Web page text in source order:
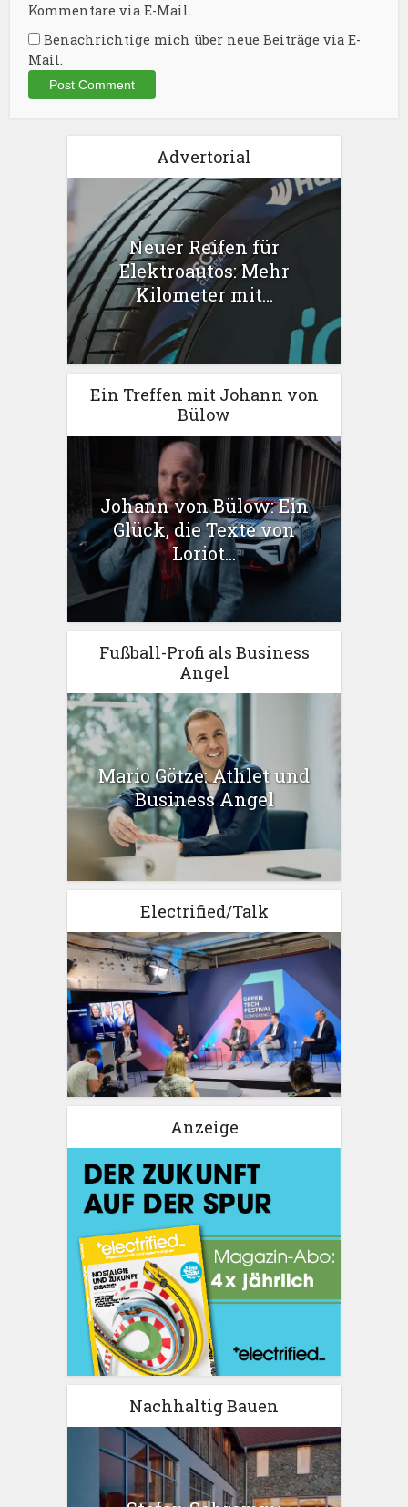
Kommentare via E-Mail.
Benachrichtige mich über neue Beiträge via E-
Mail.
Advertorial
Neuer Reifen für
Elektroautos: Mehr
Kilometer mit...
Ein Treffen mit Johann von
Bülow
Johann von Bülow: Ein
Glück, die Texte von
Loriot...
Fußball-Profi als Business
Angel
Mario Götze: Athlet und
Business Angel
Electrified/Talk
Anzeige
Nachhaltig Bauen